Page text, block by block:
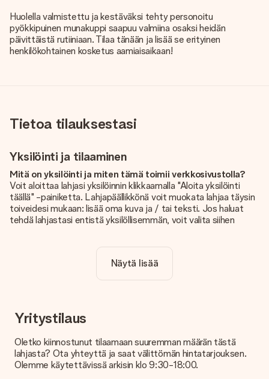
Huolella valmistettu ja kestäväksi tehty personoitu
pyökkipuinen munakuppi saapuu valmiina osaksi heidän
päivittäistä rutiiniaan. Tilaa tänään ja lisää se erityinen
henkilökohtainen kosketus aamiaisaikaan!
Tietoa tilauksestasi
Yksilöinti ja tilaaminen
Mitä on yksilöinti ja miten tämä toimii verkkosivustolla?
Voit aloittaa lahjasi yksilöinnin klikkaamalla "Aloita yksilöinti
täällä" -painiketta. Lahjapäällikkönä voit muokata lahjaa täysin
toiveidesi mukaan: lisää oma kuva ja / tai teksti. Jos haluat
tehdä lahjastasi entistä yksilöllisemmän, voit valita siihen
Sisältyykö yksilöinti hintaan?
Sivustolla näkyvä hinta sisältää lahjasi yksilöinnin. Hauskaa ja
Haluamme varmistaa, että olet täysin tyytyväinen lahjaasi.
Siksi on tärkeää käyttää korkealaatuisia valokuvia. Jos olet
asiakaspalvelutiimiimme ja liitä valokuva tilaamasi lahjan
mukana. He voivat sitten tarkistaa laadun puolestasi!
Näytä lisää
Yritystilaus
Oletko kiinnostunut tilaamaan suuremman määrän tästä
lahjasta? Ota yhteyttä ja saat välittömän hintatarjouksen.
Olemme käytettävissä arkisin klo 9:30-18:00.